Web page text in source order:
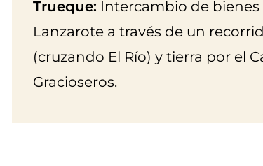
Trueque: Intercambio de bienes
Lanzarote a través de un
(cruzando El Río) y tierra por el
Gracioseros.